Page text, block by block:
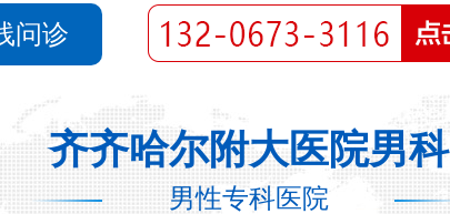
问诊
齐齐哈尔附大医院男科
男性专科医院